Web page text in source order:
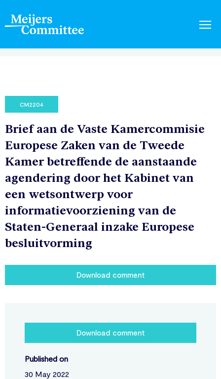
CM2204
Brief aan de Vaste Kamercommisie
Europese Zaken van de Tweede
Kamer betreffende de aanstaande
agendering door het Kabinet van
een wetsontwerp voor
informatievoorziening van de
Staten-Generaal inzake Europese
besluitvorming
Download comment
Download comment
Published on
30 May 2022